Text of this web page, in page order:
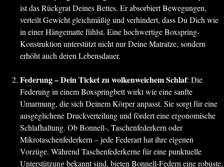
ist das Rückgrat Deines Bettes. Er absorbiert Bewegungen,
verteilt Gewicht gleichmäßig und verhindert, dass Du Dich wie
in einer Hängematte fühlst. Eine hochwertige Boxspring-
Konstruktion unterstützt nicht nur Deine Matratze, sondern
erhöht auch deren Lebensdauer.
Federung – Dein Ticket zu wolkenweichem Schlaf: Die
Federung in einem Boxspringbett wirkt wie eine sanfte
Umarmung, die sich Deinem Körper anpasst. Sie sorgt für eine
ausgeglichene Druckverteilung und fördert eine ergonomische
Schlafhaltung. Ob Bonnell-, Taschenfederkern oder
Mikrotaschenfederkern – jede Federart hat ihre eigenen
Vorzüge. Während Taschenfederkerne für eine punktuelle
Unterstützung bekannt sind, bieten Bonnell-Federn eine robuste,